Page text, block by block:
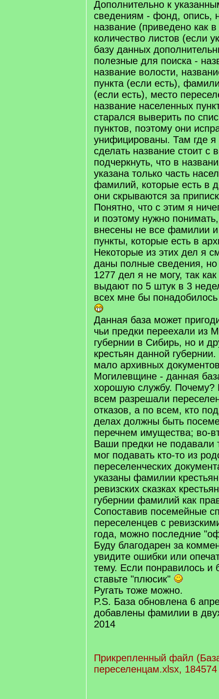
Дополнительно к
сведениям - фонд, опись,
название (приведено как
количество листов (если
базу данных
полезные для поиска -
название волости,
пункта (если есть),
(если есть), место
название населенных
старался выверить по
пунктов, поэтому они
унифицированы. Там где я
сделать название стоит с
подчеркнуть, что в
указана только часть
фамилий, которые есть в
они скрываются за
Понятно, что с этим я
и поэтому нужно
внесены не все фамилии
пункты, которые есть в
Некоторые из этих дел я
даны полные сведения, но
1277 дел я не могу, так
выдают по 5 штук в 3
всех мне бы
Данная база может
чьи предки переехали из
губернии в Сибирь, но и
крестьян данной
мало архивных
Могилевщине - данная
хорошую службу. Почему?
всем разрешали
отказов, а по всем, кто
делах должны быть
перечнем имущества; во-
Ваши предки не подавали
мог подавать кто-то из
переселенческих
указаны фамилии
ревизских сказках
губернии фамилий как
Сопоставив посемейные
переселенцев с
года, можно последние
Буду благодарен за
увидите ошибки или
тему. Если понравилось и
ставьте "плюсик"
Ругать тоже можно.
P.S. База обновлена 6
добавлены фамилии в
2014
Прикрепленный файл
переселенцам.xlsx, 184574